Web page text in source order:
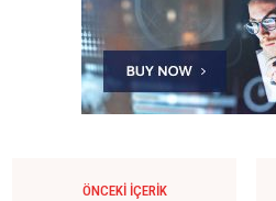
ÖNCEKI İÇERIK